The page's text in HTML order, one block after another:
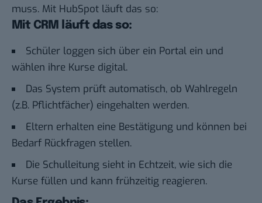
muss. Mit HubSpot läuft das so:
Mit CRM läuft das so:
Schüler loggen sich über ein Portal ein und
wählen ihre Kurse digital.
Das System prüft automatisch, ob Wahlregeln
(z.B. Pflichtfächer) eingehalten werden.
Eltern erhalten eine Bestätigung und können bei
Bedarf Rückfragen stellen.
Die Schulleitung sieht in Echtzeit, wie sich die
Kurse füllen und kann frühzeitig reagieren.